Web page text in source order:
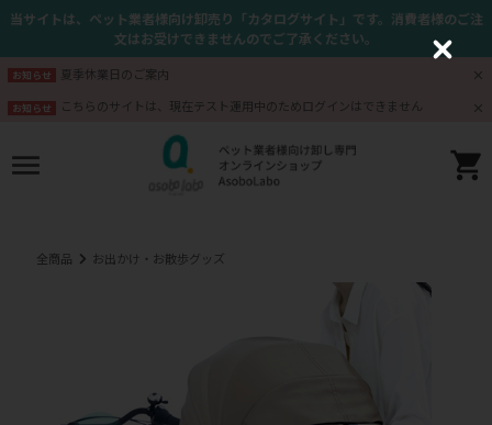
当サイトは、ペット業者様向け卸売り「カタログサイト」です。消費者様のご注
文はお受けできませんのでご了承ください。
お知らせ 夏季休業日のご案内
お知らせ こちらのサイトは、現在テスト運用中のためログインはできません
全商品 お出かけ・お散歩グッズ
C